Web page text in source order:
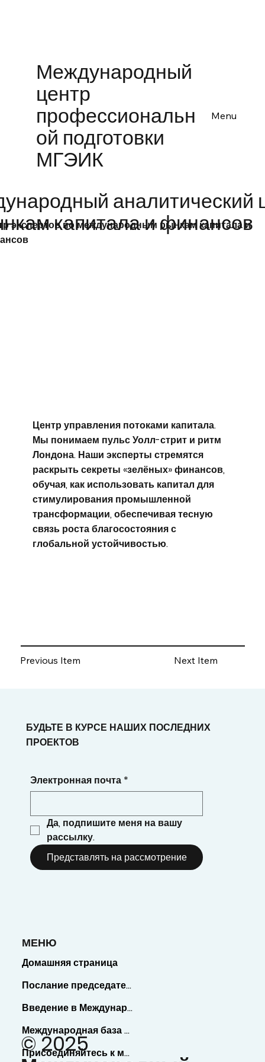
Menu
Международный
центр
профессиональн
ой подготовки
МГЭИК
аналитический
капитала и финансов
экспертов по международным рынкам капитала и
Центр управления потоками капитала.
Мы понимаем пульс Уолл-стрит и ритм
Лондона. Наши эксперты стремятся
раскрыть секреты «зелёных» финансов,
обучая, как использовать капитал для
стимулирования промышленной
трансформации, обеспечивая тесную
связь роста благосостояния с
глобальной устойчивостью.
Previous Item Next Item
БУДЬТЕ В КУРСЕ НАШИХ ПОСЛЕДНИХ
ПРОЕКТОВ
Электронная почта *
Да, подпишите меня на вашу
рассылку.
Представлять на рассмотрение
МЕНЮ
Домашняя страница
Послание председателя
Введение в Международную базу данных экспертов
Международная база данных экспертов
Присоединяйтесь к международной базе данных экспертов
© 2025